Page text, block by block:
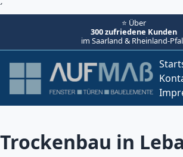
´
⭐ Über
300 zufriedene Kunden
im Saarland & Rheinland-
Trockenbau in